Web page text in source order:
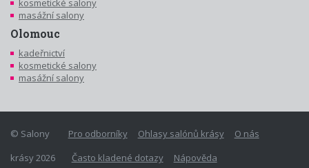
kosmetické salony
masážní salony
Olomouc
kadeřnictví
kosmetické salony
masážní salony
Pro odborníky Ohlasy salónů krásy
O nás
Často kladené dotazy
Nápověda
© Salony
krásy 2026